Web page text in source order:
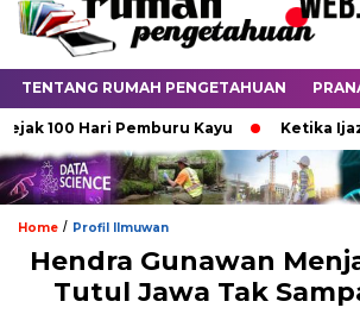
TENTANG RUMAH PENGETAHUAN
Hari Pemburu Kayu Ketika Ijazah
Home / Profil Ilmuwan
Hendra Gunawan
Tutul Jawa Tak